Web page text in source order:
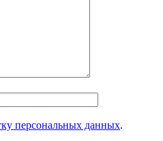
персональных данных.